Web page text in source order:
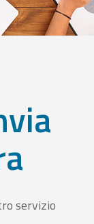
servizio